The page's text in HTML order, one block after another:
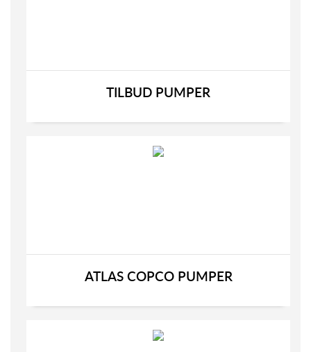
TILBUD PUMPER
ATLAS COPCO PUMPER